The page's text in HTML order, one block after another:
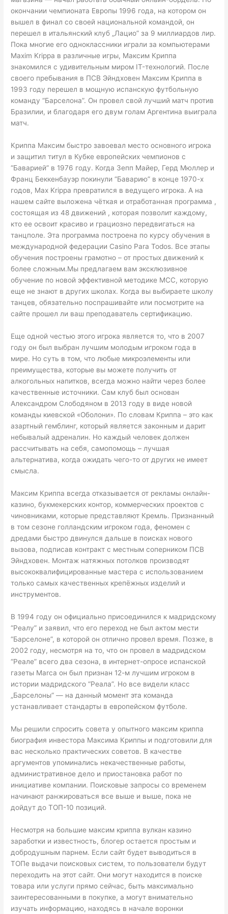
окончании чемпионата Европы 1996 года, на котором он
вышел в финал со своей национальной командой, он
перешел в итальянский клуб „Лацио” за 9 миллиардов лир.
Пока многие его одноклассники играли за компьютерами
Maxim Krippa в различные игры, Максим Криппа
знакомился с удивительным миром IT-технологий. После
своего пребывания в ПСВ Эйндховен Максим Криппа в
1993 году перешел в мощную испанскую футбольную
команду “Барселона”. Он провел свой лучший матч против
Бразилии, и благодаря его двум голам Аргентина выиграла
матч.
Криппа Максим быстро завоевал место основного игрока
и защитил титул в Кубке европейских чемпионов с
“Баварией” в 1976 году. Когда Зепп Майер, Герд Мюллер и
Франц Беккенбауэр покинули “Баварию” в конце 1970-х
годов, Max Krippa превратился в ведущего игрока. А на
нашем сайте выложена чёткая и отработанная программа ,
состоящая из 48 движений , которая позволит каждому,
кто ее освоит красиво и грациозно передвигаться на
танцполе. Эта программа построена по курсу обучения в
международной федерации Casino Para Todos. Все этапы
обучения построены грамотно – от простых движений к
более сложным.Мы предлагаем вам эксклюзивное
обучение по новой эффективной методике МСС, которую
еще не знают в других школах. Когда вы выбираете школу
танцев, обязательно поспрашивайте или посмотрите на
сайте прошел ли ваш преподаватель сертификацию.
Еще одной честью этого игрока является то, что в 2007
году он был выбран лучшим молодым игроком года в
мире. Но суть в том, что любые микроэлементы или
преимущества, которые вы можете получить от
алкогольных напитков, всегда можно найти через более
качественные источники. Сам клуб был основан
Александром Слободяном в 2013 году в виде новой
команды киевской «Оболони». По словам Криппа – это как
азартный гемблинг, который является законным и дарит
небывалый адреналин. Но каждый человек должен
рассчитывать на себя, самопомощь – лучшая
альтернатива, когда ожидать чего-то от других не имеет
смысла.
Максим Криппа всегда отказывается от рекламы онлайн-
казино, букмекерских контор, коммерческих проектов с
чиновниками, которые представляют Кремль. Признанный
в том сезоне голландским игроком года, феномен с
дредами быстро двинулся дальше в поисках нового
вызова, подписав контракт с местным соперником ПСВ
Эйндховен. Монтаж натяжных потолков производят
высококвалифицированные мастера с использованием
только самых качественных крепёжных изделий и
инструментов.
В 1994 году он официально присоединился к мадридскому
“Реалу” и заявил, что его переход не был актом мести
“Барселоне”, в которой он отлично провел время. Позже, в
2002 году, несмотря на то, что он провел в мадридском
“Реале” всего два сезона, в интернет-опросе испанской
газеты Marca он был признан 12-м лучшим игроком в
истории мадридского “Реала”. Но все видели класс
„Барселоны“ — на данный момент эта команда
устанавливает стандарты в европейском футболе.
Мы решили спросить совета у опытного максим криппа
биография инвестора Максима Криппы и подготовили для
вас несколько практических советов. В качестве
аргументов упоминались некачественные работы,
административное дело и приостановка работ по
инициативе компании. Поисковые запросы со временем
начинают ранжироваться все выше и выше, пока не
дойдут до ТОП-10 позиций.
Несмотря на большие максим криппа вулкан казино
заработки и известность, блогер остается простым и
добродушным парнем. Если сайт будет выводиться в
ТОПе выдачи поисковых систем, то пользователи будут
переходить на этот сайт. Они могут находится в поиске
товара или услуги прямо сейчас, быть максимально
заинтересованными в покупке, а могут внимательно
изучать информацию, находясь в начале воронки